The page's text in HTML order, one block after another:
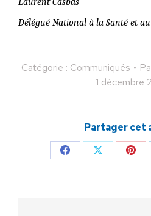
Délégué National à la Santé et
Catégorie : Communiqués
1 décembre
Partager cet
PartagerPartager